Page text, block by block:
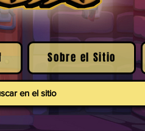
Sobre el Sitio